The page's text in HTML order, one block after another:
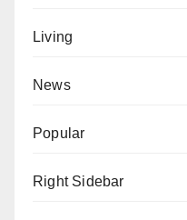
Living
News
Popular
Right Sidebar